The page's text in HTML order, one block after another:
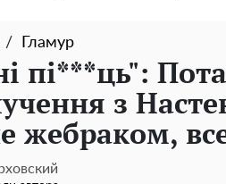
Гламур
пі***ць":
з
жебраком,